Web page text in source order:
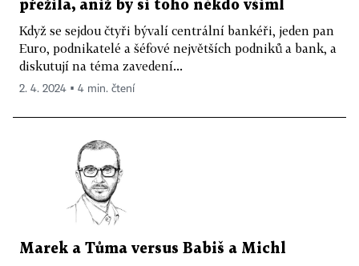
přežila, aniž by si toho někdo všiml
Když se sejdou čtyři bývalí centrální bankéři, jeden pan
Euro, podnikatelé a šéfové největších podniků a bank, a
diskutují na téma zavedení...
2. 4. 2024 ▪ 4 min. čtení
Marek a Tůma versus Babiš a Michl